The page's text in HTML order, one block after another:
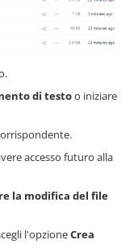
di testoo iniziare
accesso futuro alla
la modifica del file
l'opzioneCrea